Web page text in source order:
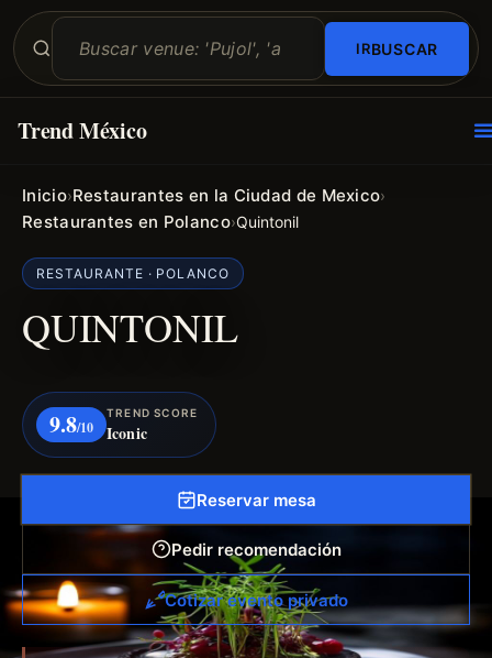
BUSCAR
Trend México
Inicio›Restaurantes en la Ciudad de Mexico›
Restaurantes en Polanco›Quintonil
RESTAURANTE · POLANCO
QUINTONIL
9.8/10
TREND SCORE
Iconic
Reservar mesa
Pedir recomendación
Cotizar evento privado